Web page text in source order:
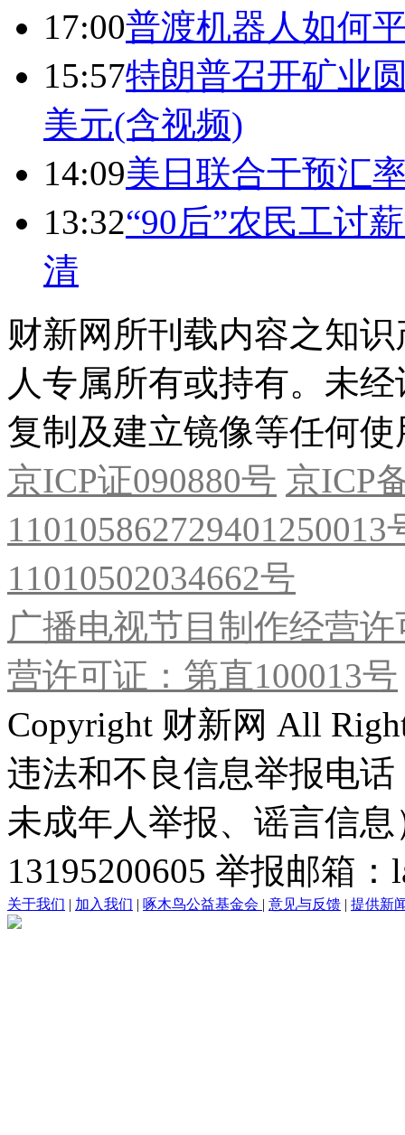
17:00普渡机器人如何
15:57特朗普召开矿业
美元(含视频)
14:09美日联合干预汇
13:32“90后”农民工讨
清
财新网所刊载内容之知
人专属所有或持有。未
复制及建立镜像等任何使
京ICP证090880号 京ICP
11010502034662号
广播电视节目制作经营
营许可证：第直100013号
Copyright 财新网 All
违法和不良信息举报电
未成年人举报、谣言信
13195200605 举报邮箱
关于我们 | 加入我们 | 啄木鸟公益基金会 | 意见与反馈 | 提供新